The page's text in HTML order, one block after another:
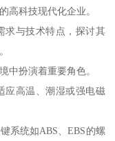
高科技现代化企业。
求与技术特点，探讨其
中扮演着重要角色。
应高温、潮湿或强电磁
系统如ABS、EBS的螺